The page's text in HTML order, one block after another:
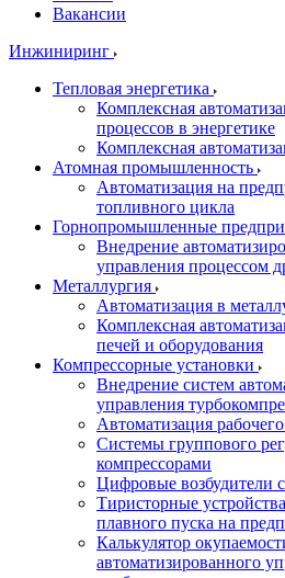
Вакансии
Инжиниринг
Тепловая энергетика
Комплексная
процессов в энергетике
Комплексная
Атомная промышленность
Автоматизация на
топливного цикла
Горнопромышленные
Внедрение
управления процессом
Металлургия
Автоматизация в
Комплексная
печей и оборудования
Компрессорные установки
Внедрение систем
управления
Автоматизация
Системы группового
компрессорами
Цифровые возбудители
Тиристорные
плавного пуска на
Калькулятор
автоматизированного